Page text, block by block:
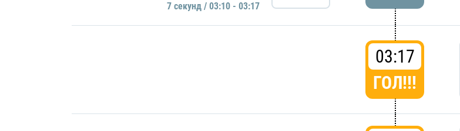
7 секунд / 03:10 - 03:17
03:17
ГОЛ!!!